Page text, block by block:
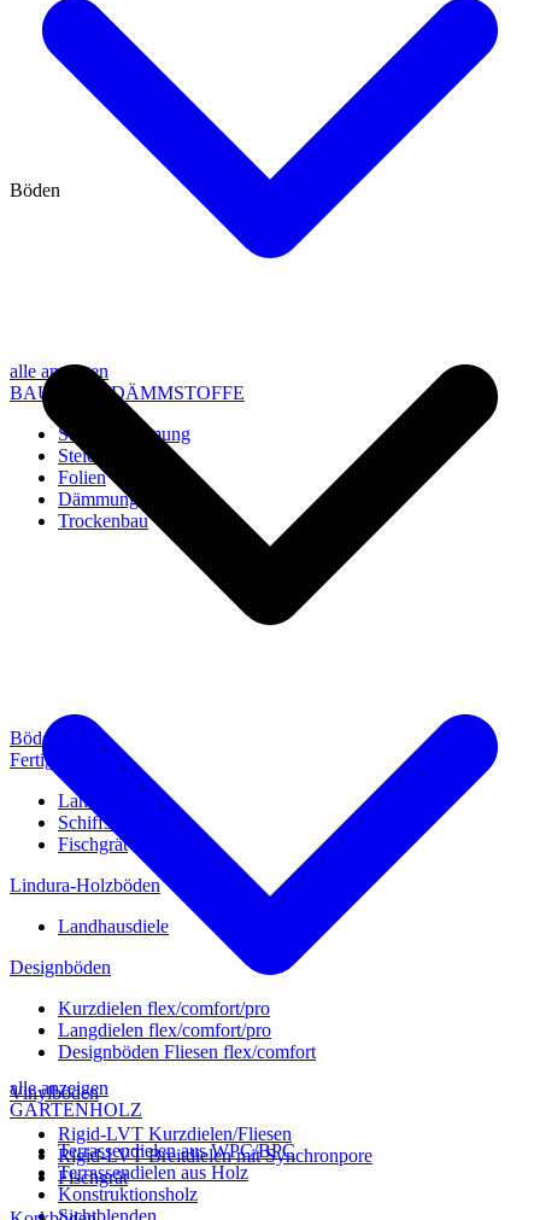
alle anzeigen
BAU- UND DÄMMSTOFFE
Steico Dämmung
Steico Zubehör
Folien
Dämmung
Trockenbau
alle anzeigen
GARTENHOLZ
Terrassendielen aus WPC/BPC
Terrassendielen aus Holz
Konstruktionsholz
Sichtblenden
Böden
Böden
Fertigparkett
Landhausdiele
Schiffsboden
Fischgrät
Lindura-Holzböden
Landhausdiele
Designböden
Kurzdielen flex/comfort/pro
Langdielen flex/comfort/pro
Designböden Fliesen flex/comfort
Vinylböden
Rigid-LVT Kurzdielen/Fliesen
Rigid-LVT Breitdielen mit Synchronpore
Fischgrät